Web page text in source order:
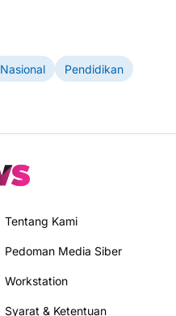
Nasional
Pendidikan
Tentang Kami
Pedoman Media Siber
Workstation
Syarat & Ketentuan